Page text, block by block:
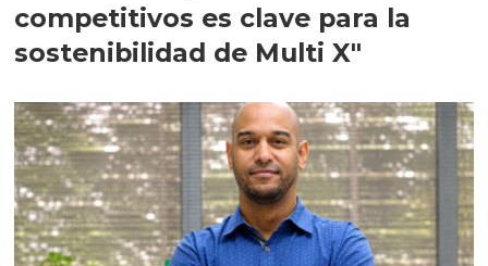
competitivos es clave para la
sostenibilidad de Multi X"